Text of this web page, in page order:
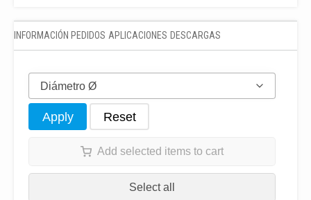
INFORMACIÓN PEDIDOS APLICACIONES DESCARGAS
Diámetro Ø
Apply Reset
Add selected items to cart
Select all